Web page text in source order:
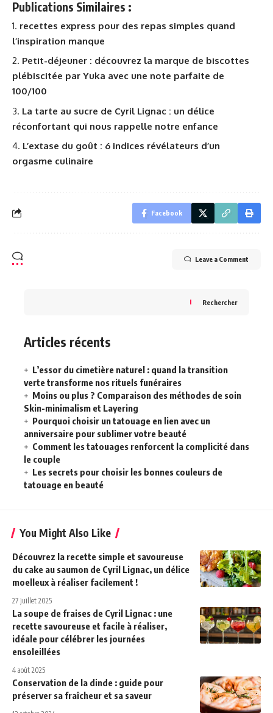
Publications Similaires :
recettes express pour des repas simples quand
l’inspiration manque
Petit-déjeuner : découvrez la marque de biscottes
plébiscitée par Yuka avec une note parfaite de
100/100
La tarte au sucre de Cyril Lignac : un délice
réconfortant qui nous rappelle notre enfance
L’extase du goût : 6 indices révélateurs d’un
orgasme culinaire
Facebook
Leave a Comment
Rechercher
Articles récents
L’essor du cimetière naturel : quand la transition
verte transforme nos rituels funéraires
Moins ou plus ? Comparaison des méthodes de soin
Skin-minimalism et Layering
Pourquoi choisir un tatouage en lien avec un
anniversaire pour sublimer votre beauté
Comment les tatouages renforcent la complicité dans
le couple
Les secrets pour choisir les bonnes couleurs de
tatouage en beauté
You Might Also Like
Découvrez la recette simple et savoureuse
du cake au saumon de Cyril Lignac, un délice
moelleux à réaliser facilement !
27 juillet 2025
La soupe de fraises de Cyril Lignac : une
recette savoureuse et facile à réaliser,
idéale pour célébrer les journées
ensoleillées
4 août 2025
Conservation de la dinde : guide pour
préserver sa fraîcheur et sa saveur